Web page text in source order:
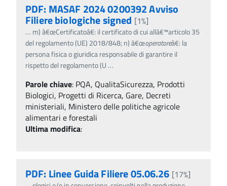
PDF: MASAF 2024 0200392 Avviso
Filiere biologiche signed [1%]
… m) â€œCertificatoâ€: il certificato di cui allâ€™articolo 35
del regolamento (UE) 2018/848; n) â€œoperatoreâ€: la
persona fisica o giuridica responsabile di garantire il
rispetto del regolamento (U …
Parole chiave: PQA, QualitaSicurezza, Prodotti
Biologici, Progetti di Ricerca, Gare, Decreti
ministeriali, Ministero delle politiche agricole
alimentari e forestali
Ultima modifica:
PDF: Linee Guida Filiere 05.06.26 [17%]